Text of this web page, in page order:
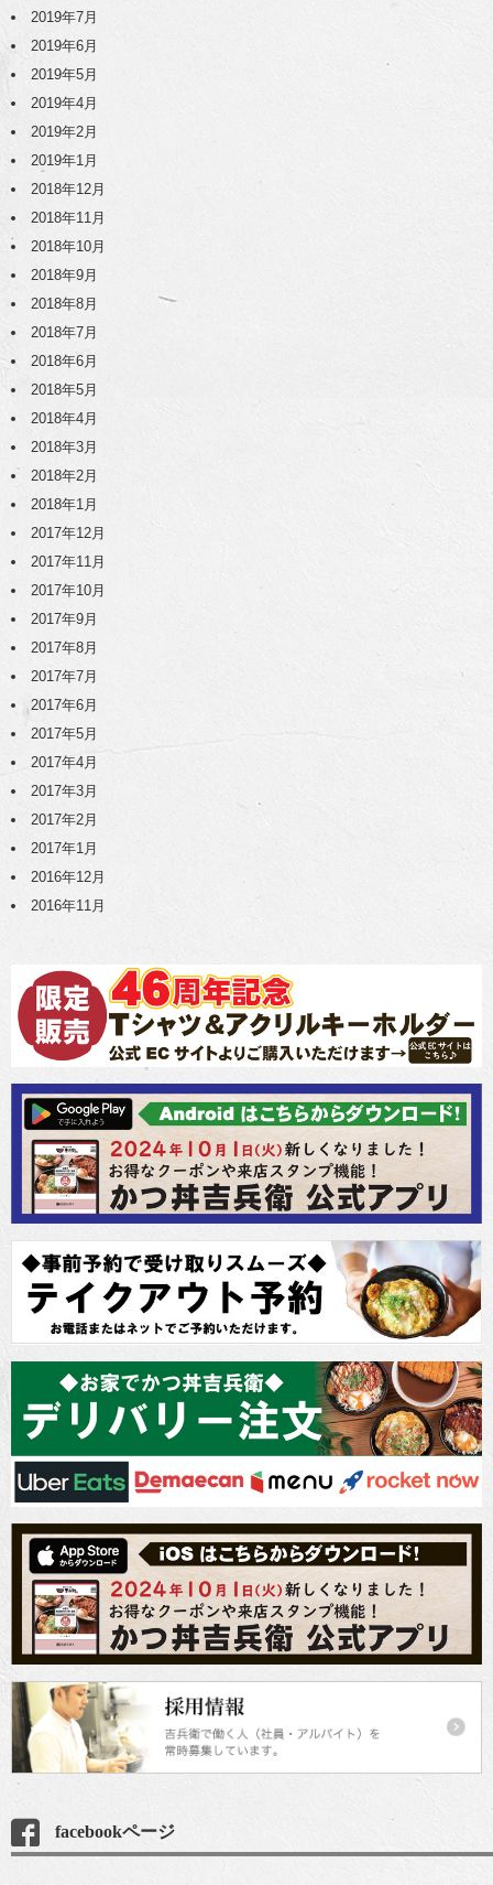
2019年7月
2019年6月
2019年5月
2019年4月
2019年2月
2019年1月
2018年12月
2018年11月
2018年10月
2018年9月
2018年8月
2018年7月
2018年6月
2018年5月
2018年4月
2018年3月
2018年2月
2018年1月
2017年12月
2017年11月
2017年10月
2017年9月
2017年8月
2017年7月
2017年6月
2017年5月
2017年4月
2017年3月
2017年2月
2017年1月
2016年12月
2016年11月
facebookページ